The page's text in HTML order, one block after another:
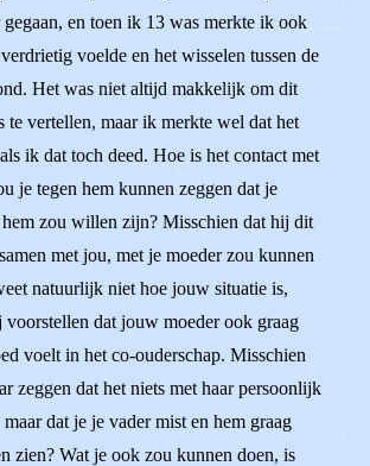
gegaan, en toen ik 13 was merkte ik ook
voelde en het wisselen tussen de
Het was niet altijd makkelijk om dit
te vertellen, maar ik merkte wel dat het
ik dat toch deed. Hoe is het contact met
je tegen hem kunnen zeggen dat je
zou willen zijn? Misschien dat hij dit
met jou, met je moeder zou kunnen
natuurlijk niet hoe jouw situatie is,
dat jouw moeder ook graag
voelt in het co-ouderschap. Misschien
zeggen dat het niets met haar persoonlijk
dat je je vader mist en hem graag
zien? Wat je ook zou kunnen doen, is